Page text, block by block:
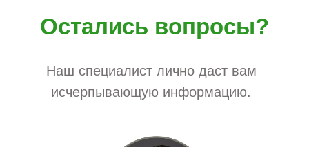
Остались вопросы?
Наш специалист лично даст вам
исчерпывающую информацию.